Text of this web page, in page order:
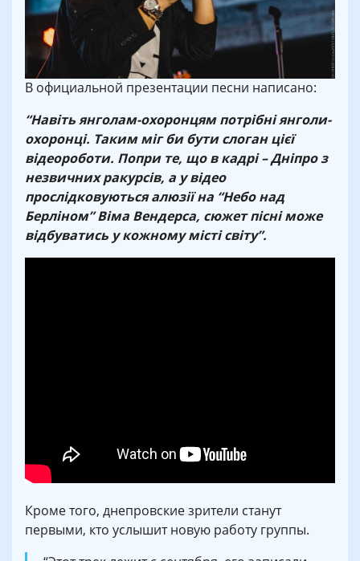
В официальной презентации песни написано:
“Навіть янголам-охоронцям потрібні янголи-
охоронці. Таким міг би бути слоган цієї
відеороботи. Попри те, що в кадрі – Дніпро з
незвичних ракурсів, а у відео
прослідковуються алюзії на “Небо над
Берліном” Віма Вендерса, сюжет пісні може
відбуватись у кожному місті світу”.
Кроме того, днепровские зрители станут
первыми, кто услышит новую работу группы.